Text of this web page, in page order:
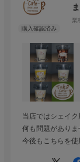
業
当店ではシェイク
何も問題がありま
今後もこちらを使